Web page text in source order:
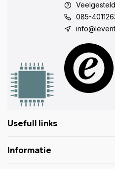
085-
Usefull links
Informatie